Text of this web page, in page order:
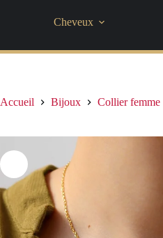
Cheveux
Accueil Bijoux Collier femme